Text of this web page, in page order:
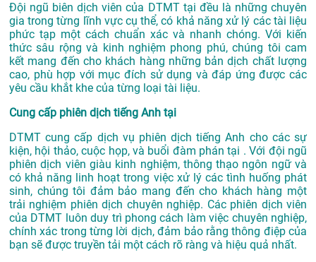
Đội ngũ biên dịch viên của DTMT tại đều là những chuyên
gia trong từng lĩnh vực cụ thể, có khả năng xử lý các tài liệu
phức tạp một cách chuẩn xác và nhanh chóng. Với kiến
thức sâu rộng và kinh nghiệm phong phú, chúng tôi cam
kết mang đến cho khách hàng những bản dịch chất lượng
cao, phù hợp với mục đích sử dụng và đáp ứng được các
yêu cầu khắt khe của từng loại tài liệu.
Cung cấp phiên dịch tiếng Anh tại
DTMT cung cấp dịch vụ phiên dịch tiếng Anh cho các sự
kiện, hội thảo, cuộc họp, và buổi đàm phán tại . Với đội ngũ
phiên dịch viên giàu kinh nghiệm, thông thạo ngôn ngữ và
có khả năng linh hoạt trong việc xử lý các tình huống phát
sinh, chúng tôi đảm bảo mang đến cho khách hàng một
trải nghiệm phiên dịch chuyên nghiệp. Các phiên dịch viên
của DTMT luôn duy trì phong cách làm việc chuyên nghiệp,
chính xác trong từng lời dịch, đảm bảo rằng thông điệp của
bạn sẽ được truyền tải một cách rõ ràng và hiệu quả nhất.